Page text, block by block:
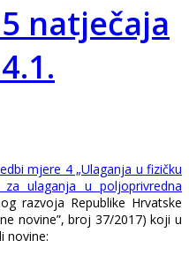
natječaja
mjere 4 „Ulaganja u fizičku
ulaganja u poljoprivredna
razvoja Republike Hrvatske
novine”, broj 37/2017) koji u
novine: